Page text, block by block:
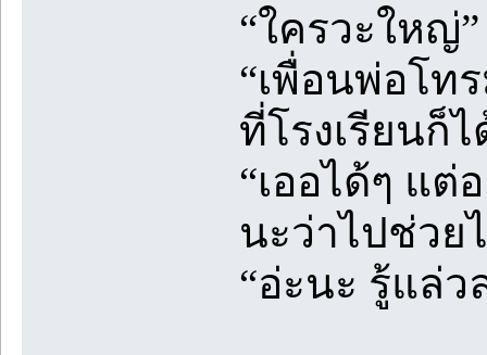
“ใครวะใหญ่
“เพื่อนพ่อโท
ที่โรงเรียนก็
“เออได้ๆ แต่
นะว่าไปช่วย
“อ่ะนะ รู้แล่ว